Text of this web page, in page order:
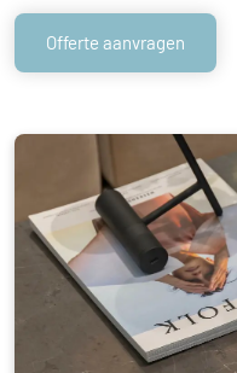
Offerte aanvragen